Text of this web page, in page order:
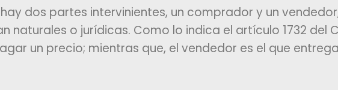
dos partes intervinientes, un comprador y un
naturales o jurídicas. Como lo indica el artículo 1732 del
un precio; mientras que, el vendedor es el que